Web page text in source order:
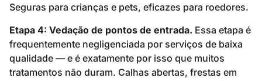
Seguras para crianças e pets, eficazes para roedores.
Etapa 4: Vedação de pontos de entrada. Essa etapa é
frequentemente negligenciada por serviços de baixa
qualidade — e é exatamente por isso que muitos
tratamentos não duram. Calhas abertas, frestas em